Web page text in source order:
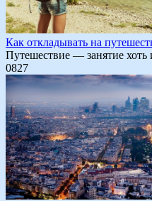
Как откладывать на
Путешествие — занятие хоть
0827